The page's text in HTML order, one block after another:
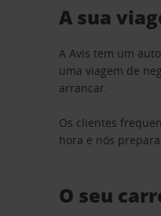
A sua
A Avis tem um
uma viagem de
arrancar.
Os clientes
hora e nós
O seu